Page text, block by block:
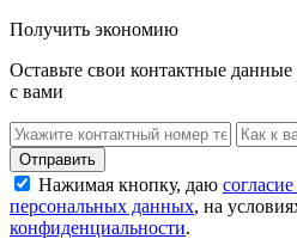
Получить экономию
Оставьте свои контактные
с вами
Нажимая кнопку, даю
персональных данных, на
конфиденциальности.